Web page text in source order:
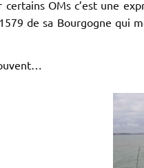
OMs c’est une
de sa Bourgogne qui